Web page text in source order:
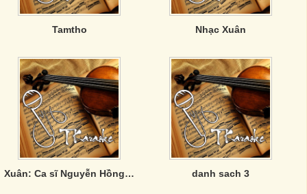
Tamtho Nhạc Xuân
Xuân: Ca sĩ Nguyễn Hồng Ân danh sach 3